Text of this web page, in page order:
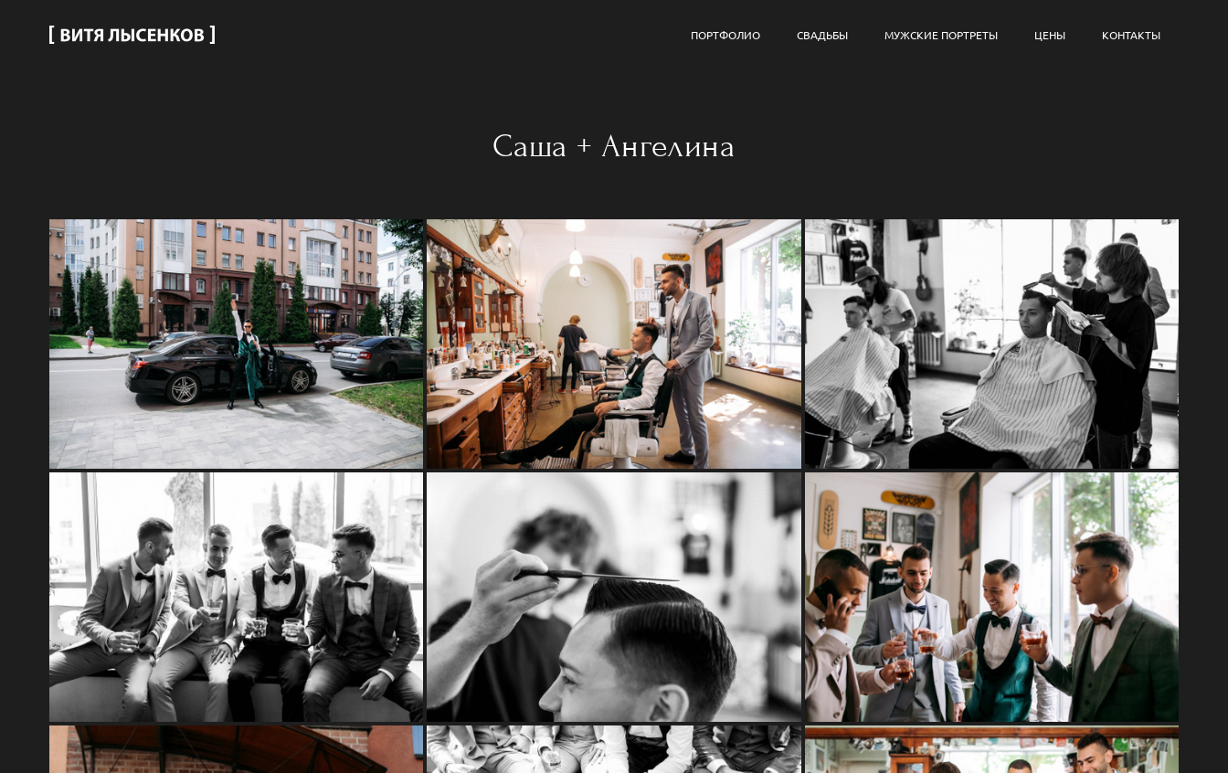
ПОРТФОЛИО СВАДЬБЫ МУЖСКИЕ ПОРТРЕТЫ ЦЕНЫ КОНТАКТЫ
Саша + Ангелина